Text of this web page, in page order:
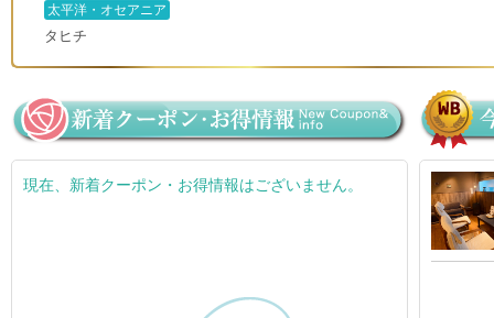
太平洋・オセアニア
タヒチ
現在、新着クーポン・お得情報はございません。